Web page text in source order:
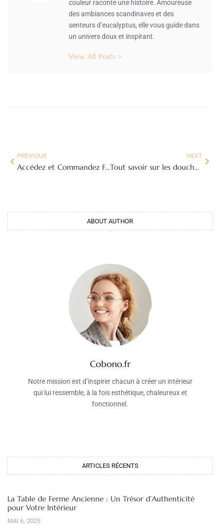
couleur raconte une histoire. Amoureuse
des ambiances scandinaves et des
senteurs d’eucalyptus, elle vous guide dans
un univers doux et inspirant.
View All Posts >
PREVIOUS
Accédez et Commandez Facilement Vos Photos Scolaires avec Net Photo FR
NEXT
Tout savoir sur les douches extérieures : Guide complet pour profiter de votre jardin
ABOUT AUTHOR
Cobono.fr
Notre mission est d’inspirer chacun à créer un intérieur
qui lui ressemble, à la fois esthétique, chaleureux et
fonctionnel.
ARTICLES RÉCENTS
La Table de Ferme Ancienne : Un Trésor d’Authenticité
pour Votre Intérieur
MAI 6, 2025